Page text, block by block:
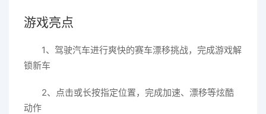
游戏亮点
1、驾驶汽车进行爽快的赛车漂移挑战，完成游戏解
锁新车
2、点击或长按指定位置，完成加速、漂移等炫酷
动作